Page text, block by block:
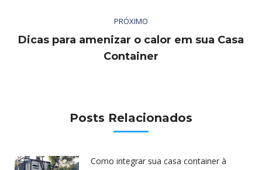
PRÓXIMO
Próximo
post:
Dicas para amenizar o calor em sua Casa
Container
Posts Relacionados
Como integrar sua casa container à